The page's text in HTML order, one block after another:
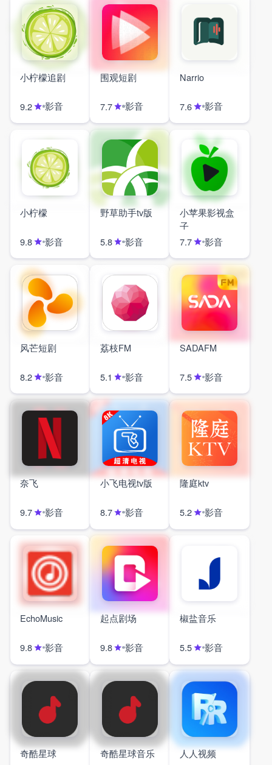
小柠檬追剧
9.2 影音
围观短剧
7.7 影音
Narrio
7.6 影音
小柠檬
9.8 影音
野草助手tv版
5.8 影音
小苹果影视盒
子
7.7
影音
风芒短剧
8.2 影音
荔枝FM
5.1 影音
SADAFM
7.5 影音
奈飞
9.7 影音
小飞电视tv版
8.7 影音
隆庭ktv
5.2 影音
EchoMusic
9.8 影音
起点剧场
9.8 影音
椒盐音乐
5.5 影音
奇酷星球 奇酷星球音乐 人人视频